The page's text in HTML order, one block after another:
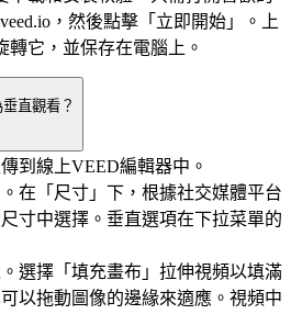
，然後點擊「立即開始」。上
轉它，並保存在電腦上。
直觀看？
到線上VEED編輯器中。
在「尺寸」下，根據社交媒體平台
寸中選擇。垂直選項在下拉菜單的
選擇「填充畫布」拉伸視頻以填滿
以拖動圖像的邊緣來適應。視頻中